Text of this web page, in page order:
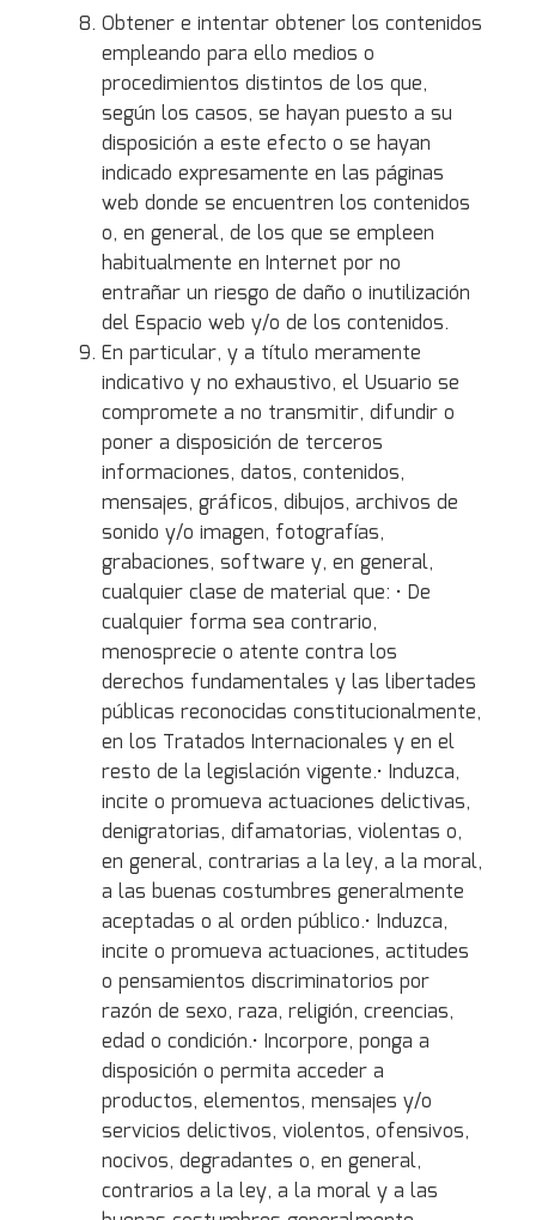
Obtener e intentar obtener los contenidos
empleando para ello medios o
procedimientos distintos de los que,
según los casos, se hayan puesto a su
disposición a este efecto o se hayan
indicado expresamente en las páginas
web donde se encuentren los contenidos
o, en general, de los que se empleen
habitualmente en Internet por no
entrañar un riesgo de daño o inutilización
del Espacio web y/o de los contenidos.
En particular, y a título meramente
indicativo y no exhaustivo, el Usuario se
compromete a no transmitir, difundir o
poner a disposición de terceros
informaciones, datos, contenidos,
mensajes, gráficos, dibujos, archivos de
sonido y/o imagen, fotografías,
grabaciones, software y, en general,
cualquier clase de material que: • De
cualquier forma sea contrario,
menosprecie o atente contra los
derechos fundamentales y las libertades
públicas reconocidas constitucionalmente,
en los Tratados Internacionales y en el
resto de la legislación vigente.• Induzca,
incite o promueva actuaciones delictivas,
denigratorias, difamatorias, violentas o,
en general, contrarias a la ley, a la moral,
a las buenas costumbres generalmente
aceptadas o al orden público.• Induzca,
incite o promueva actuaciones, actitudes
o pensamientos discriminatorios por
razón de sexo, raza, religión, creencias,
edad o condición.• Incorpore, ponga a
disposición o permita acceder a
productos, elementos, mensajes y/o
servicios delictivos, violentos, ofensivos,
nocivos, degradantes o, en general,
contrarios a la ley, a la moral y a las